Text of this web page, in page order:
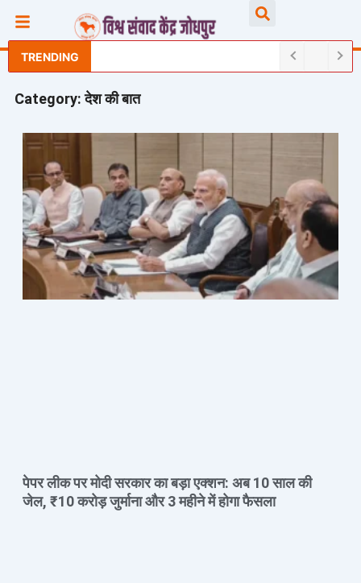
content
TRENDING
Category: देश की बात
पेपर लीक पर मोदी सरकार का बड़ा एक्शन: अब 10 साल की
जेल, ₹10 करोड़ जुर्माना और 3 महीने में होगा फैसला